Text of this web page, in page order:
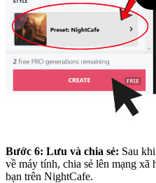
Bước 6: Lưu và chia sẻ: Sau
về máy tính, chia sẻ lên mạng xã
bạn trên NightCafe.